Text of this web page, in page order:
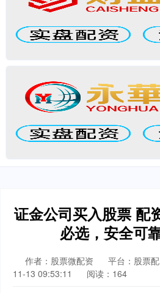
证金公司买入股票 配
必选，安全可
作者：股票微配资 平台：股票
11-13 09:53:11
阅读：164